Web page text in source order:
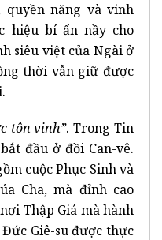
quyền năng và vinh
hiệu bí ẩn nầy cho
siêu việt của Ngài ở
thời vẫn giữ được
tôn vinh”. Trong Tin
đầu ở đồi Can-vê.
cuộc Phục Sinh và
Cha, mà đỉnh cao
Thập Giá mà hành
Giê-su được thực